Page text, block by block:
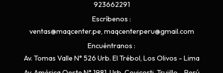
923662291
Escríbenos
ventas@maqcenter.pe, maqcenterperu@gmail.com
Encuéntranos
Av. Tomas Valle N° 526 Urb. El Trébol, Los Olivos - Lima